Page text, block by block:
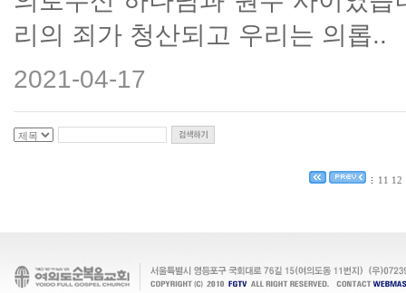
리의 죄가 청산되고 우리는 의롭..
2021-04-17
11 12